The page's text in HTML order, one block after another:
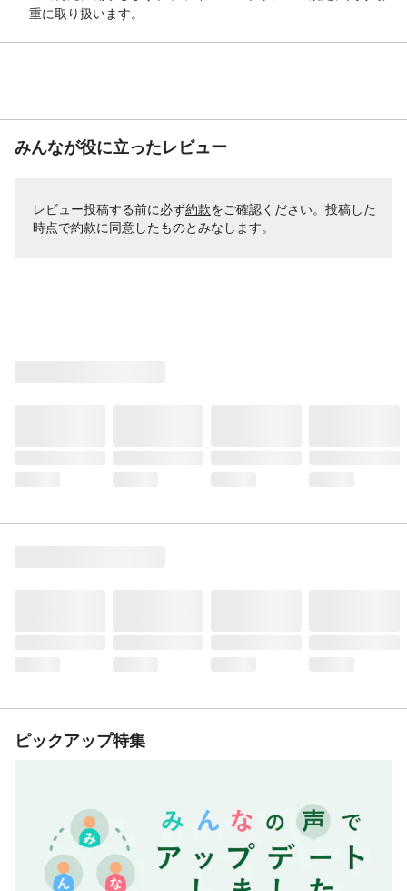
重に取り扱います。
みんなが役に立ったレビュー
レビュー投稿する前に必ず約款をご確認ください。投稿した
時点で約款に同意したものとみなします。
ピックアップ特集